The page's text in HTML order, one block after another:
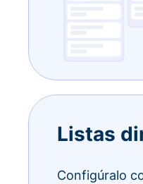
Listas
Configúralo